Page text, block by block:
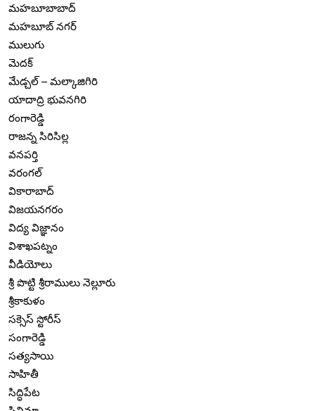
మహబూబాబాద్
మహబూబ్ నగర్
ములుగు
మెదక్
మేడ్చల్ – మల్కాజిగిరి
యాదాద్రి భువనగిరి
రంగారెడ్డి
రాజన్న సిరిసిల్ల
వనపర్తి
వరంగల్
వికారాబాద్
విజయనగరం
విద్య విజ్ఞానం
విశాఖపట్నం
వీడియోలు
శ్రీ పొట్టి శ్రీరాములు నెల్లూరు
శ్రీకాకుళం
సక్సెస్ స్టోరీస్
సంగారెడ్డి
సత్యసాయి
సాహితీ
సిద్ధిపేట